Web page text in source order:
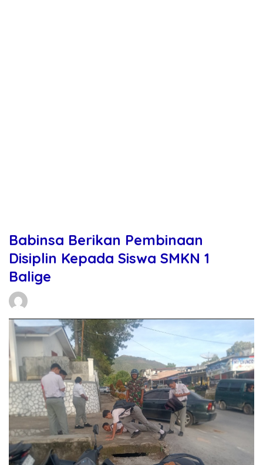
Babinsa Berikan Pembinaan
Disiplin Kepada Siswa SMKN 1
Balige